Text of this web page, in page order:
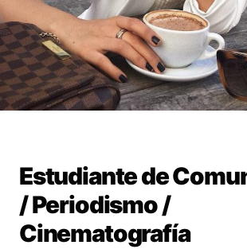
Estudiante de
/ Periodismo /
Cinematografía